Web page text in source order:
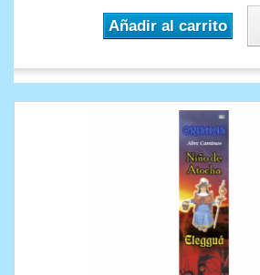
Añadir al carrito